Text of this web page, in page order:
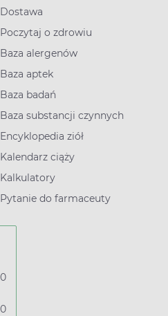
Dostawa
Poczytaj o zdrowiu
Baza alergenów
Baza aptek
Baza badań
Baza substancji czynnych
Encyklopedia ziół
Kalendarz ciąży
Kalkulatory
Pytanie do farmaceuty